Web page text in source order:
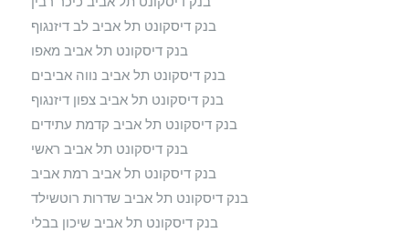
בנק דיסקונט תל אביב לב דיזנגוף
בנק דיסקונט תל אביב מאפו
בנק דיסקונט תל אביב נווה אביבים
בנק דיסקונט תל אביב צפון דיזנגוף
בנק דיסקונט תל אביב קדמת עתידים
בנק דיסקונט תל אביב ראשי
בנק דיסקונט תל אביב רמת אביב
בנק דיסקונט תל אביב שדרות רוטשילד
בנק דיסקונט תל אביב שיכון בבלי